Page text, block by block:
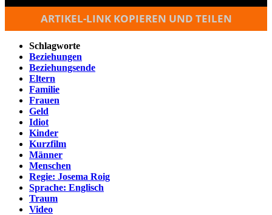
ARTIKEL-LINK KOPIEREN UND TEILEN
Schlagworte
Beziehungen
Beziehungsende
Eltern
Familie
Frauen
Geld
Idiot
Kinder
Kurzfilm
Männer
Menschen
Regie: Josema Roig
Sprache: Englisch
Traum
Video